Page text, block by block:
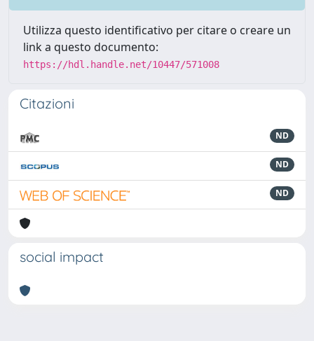
Utilizza questo identificativo per citare o creare un
link a questo documento:
https://hdl.handle.net/10447/571008
Citazioni
ND
ND
ND
social impact